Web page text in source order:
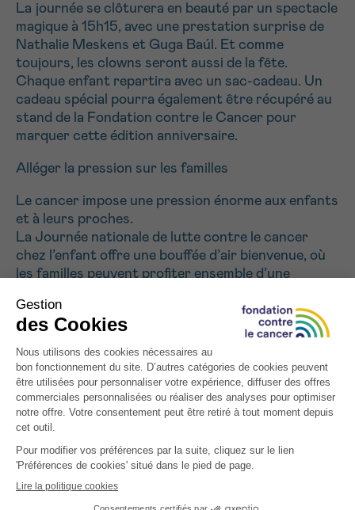
La journée se clôturera en beauté par un spectacle
magique à 15h15, avec une prestation surprise de
Nathalie Meskens et Guga Baúl. Et comme
toujours, les clowns seront aussi de la fête.
Chaque enfant repartira avec un sac-cadeau. Un
cadeau spécial pourra également être récupéré au
stand de la Fondation contre le Cancer pour
marquer cette édition anniversaire.
Alléger la pression sur les familles
Le cancer impose une pression énorme aux enfants
et à leurs proches.
La Journée nationale de lutte contre le cancer
chez l’enfant offre une bouffée d’air bienvenue, où
les familles peuvent profiter ensemble d’une
« 30 éditions, cela fait de vous une véritable
référence. Quand un enfant tombe malade, c’est
toute la famille qui souffre. Ce jour-là, nous
permettons à la famille entière de passer un
moment heureux et insouciant.» commente Nancy
Verlinden, présidente de l’asbl Journée nationale
du cancer chez l’enfant
«Cette journée est indispensable. Quand on voit
les sourires sur les visages, on sait pourquoi nous le
» ajoute Koen Van Impe, CEO de la